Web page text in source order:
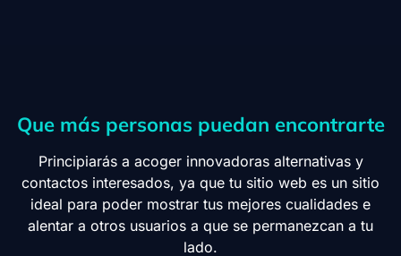
Que más personas puedan encontrarte
Principiarás a acoger innovadoras alternativas y
contactos interesados, ya que tu sitio web es un sitio
ideal para poder mostrar tus mejores cualidades e
alentar a otros usuarios a que se permanezcan a tu
lado.